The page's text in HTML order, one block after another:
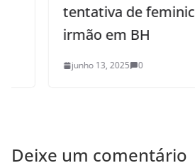
tentativa de feminicídio
irmão em BH
junho 13, 2025 0
Deixe um comentário